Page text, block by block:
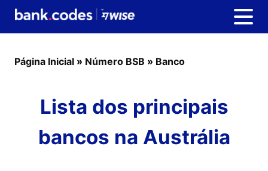
Página Inicial » Número BSB » Banco
Lista dos principais
bancos na Austrália